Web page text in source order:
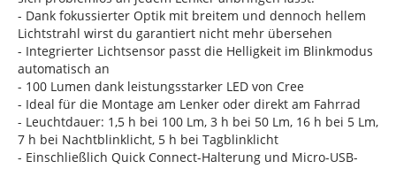
- Dank fokussierter Optik mit breitem und dennoch hellem
Lichtstrahl wirst du garantiert nicht mehr übersehen
- Integrierter Lichtsensor passt die Helligkeit im Blinkmodus
automatisch an
- 100 Lumen dank leistungsstarker LED von Cree
- Ideal für die Montage am Lenker oder direkt am Fahrrad
- Leuchtdauer: 1,5 h bei 100 Lm, 3 h bei 50 Lm, 16 h bei 5 Lm,
7 h bei Nachtblinklicht, 5 h bei Tagblinklicht
- Einschließlich Quick Connect-Halterung und Micro-USB-